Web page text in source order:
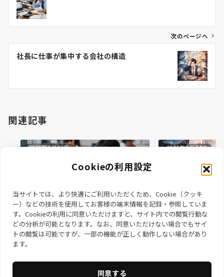
Cookieの利用設定
当サイトでは、より快適にご利用いただくため、Cookie（クッキ
ー）などの技術を使用してお客様の端末情報を記録・参照していま
す。Cookieの利用に同意いただけますと、サイト内での閲覧行動な
どの分析が可能となります。なお、同意いただけない場合でもサイ
トの閲覧は可能ですが、一部の機能が正しく動作しない場合があり
ます。
同意する
ビ
ン
次のページへ
社長に仕事が集中する会社の構造
関連記事
2026年2月23日
なぜIT導入は定着しないのか
2026年2月24日
社長に仕事が集